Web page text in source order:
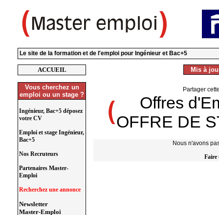
Le site de la formation et de l'emploi pour Ingénieur et Bac+5
ACCUEIL
Vous cherchez un
emploi ou un stage ?
Ingénieur, Bac+5 déposez
votre CV
Emploi et stage Ingénieur,
Bac+5
Nos Recruteurs
Partenaires Master-
Emploi
Recherchez une annonce
Newsletter
Master-Emploi
Mis à
Partager
Offres
OFFRE DE
Nous n'avons
Faire